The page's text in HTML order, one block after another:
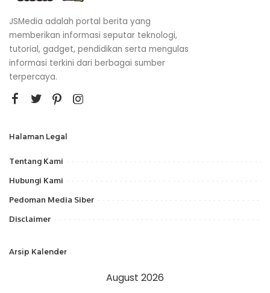
JSMedia adalah portal berita yang
memberikan informasi seputar teknologi,
tutorial, gadget, pendidikan serta mengulas
informasi terkini dari berbagai sumber
terpercaya.
Halaman Legal
Tentang Kami
Hubungi Kami
Pedoman Media Siber
Disclaimer
Arsip Kalender
August 2026